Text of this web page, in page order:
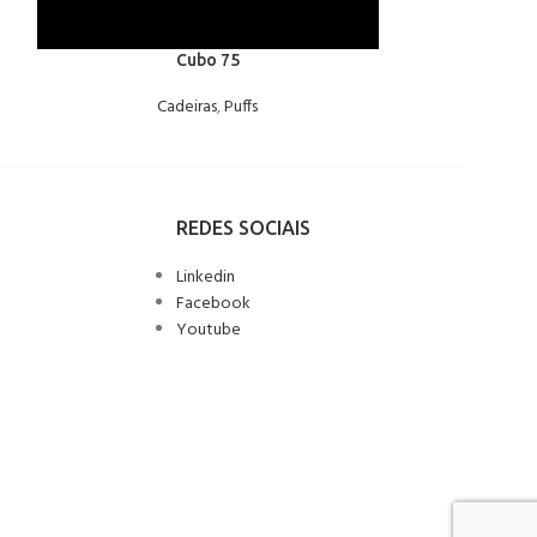
Cubo 75
Cadeiras,Puffs
REDES SOCIAIS
Linkedin
Facebook
Youtube